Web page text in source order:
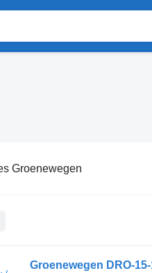
Groenewegen
Groenewegen DRO-